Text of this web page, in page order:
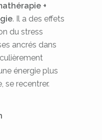
+
. Il a des effets
du stress
ancrés dans
énergie plus
se recentrer.